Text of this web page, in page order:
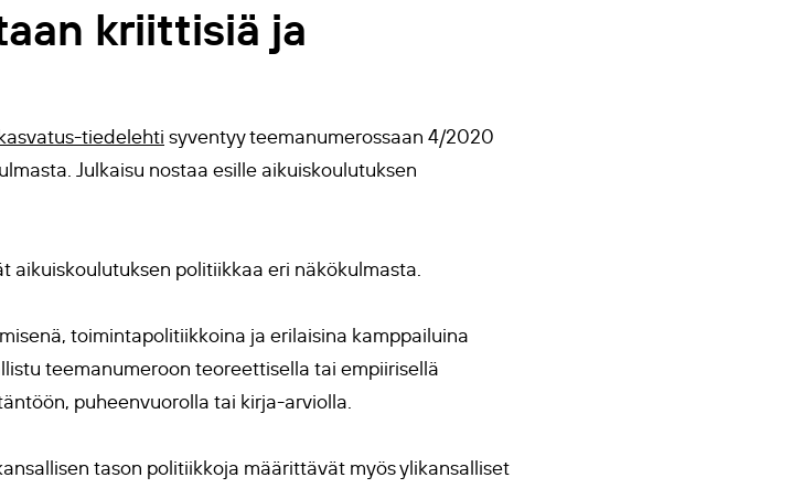
kriittisiä ja
tiedelehti syventyy teemanumerossaan 4/2020
Julkaisu nostaa esille aikuiskoulutuksen
aikuiskoulutuksen politiikkaa eri näkökulmasta.
toimintapolitiikkoina ja erilaisina kamppailuina
teemanumeroon teoreettisella tai empiirisellä
puheenvuorolla tai kirja-arviolla.
tason politiikkoja määrittävät myös ylikansalliset